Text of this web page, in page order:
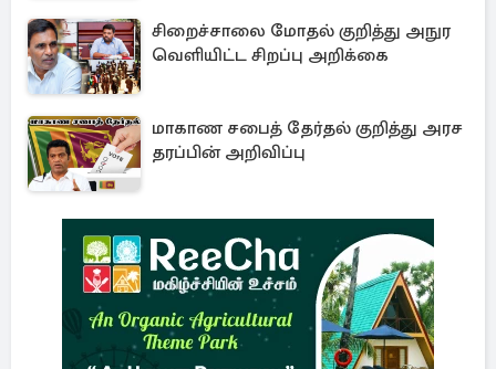
சிறைச்சாலை மோதல் குறித்து அநுர
வெளியிட்ட சிறப்பு அறிக்கை
மாகாண சபைத் தேர்தல் குறித்து அரச
தரப்பின் அறிவிப்பு